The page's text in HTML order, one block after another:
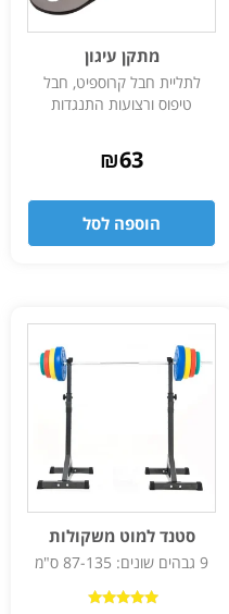
מתקן עיגון
לתליית חבל קרוספיט, חבל
טיפוס ורצועות התנגדות
₪63
הוספה לסל
סטנד למוט משקולות
9 גבהים שונים: 87-135 ס"מ